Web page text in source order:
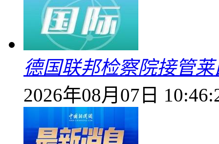
德国联邦检察院接管
2026年08月07日